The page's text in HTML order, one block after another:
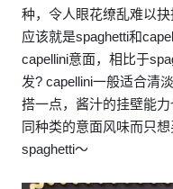
种，令人眼花缭乱难以
应该就是spaghetti和
capellini意面，相比于
发? capellini一般适合清
搭一点，酱汁的挂壁能
同种类的意面风味而只
spaghetti～